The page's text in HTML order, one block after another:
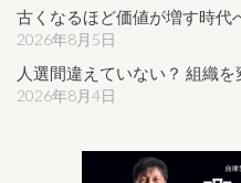
古くなるほど価値が増す時代
2026年8月5日
人選間違えていない？ 組織
2026年8月4日